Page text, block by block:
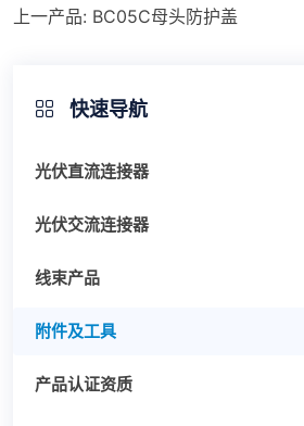
快速导航
光伏直流连接器
光伏交流连接器
线束产品
附件及工具
产品认证资质
上一产品: BC05C母头防护盖